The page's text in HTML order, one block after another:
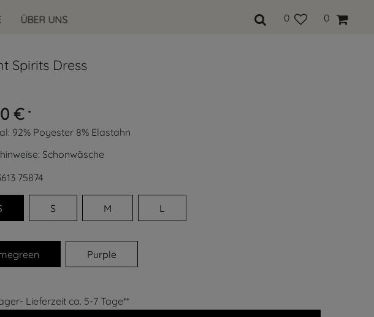
ÜBER UNS 0 0
Spirits Dress
€ *
92% Poyester 8% Elastahn
Schonwäsche
75874
S M L
Purple
Lieferzeit ca. 5-7 Tage**